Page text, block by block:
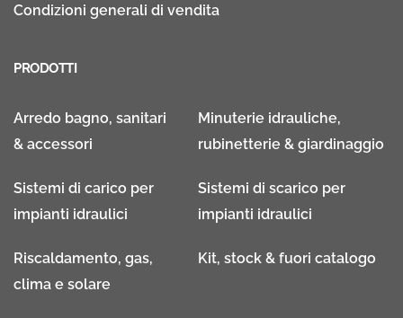
Condizioni generali di vendita
PRODOTTI
Arredo bagno, sanitari
& accessori
Minuterie idrauliche,
rubinetterie & giardinaggio
Sistemi di carico per
impianti idraulici
Sistemi di scarico per
impianti idraulici
Riscaldamento, gas,
clima e solare
Kit, stock & fuori catalogo